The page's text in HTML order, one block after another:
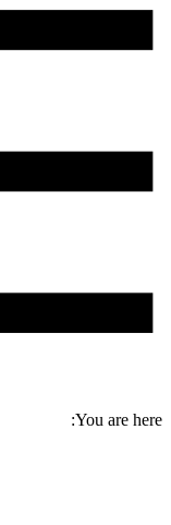
You are here: